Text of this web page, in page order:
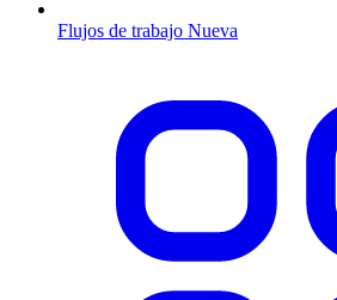
Flujos de trabajo Nueva